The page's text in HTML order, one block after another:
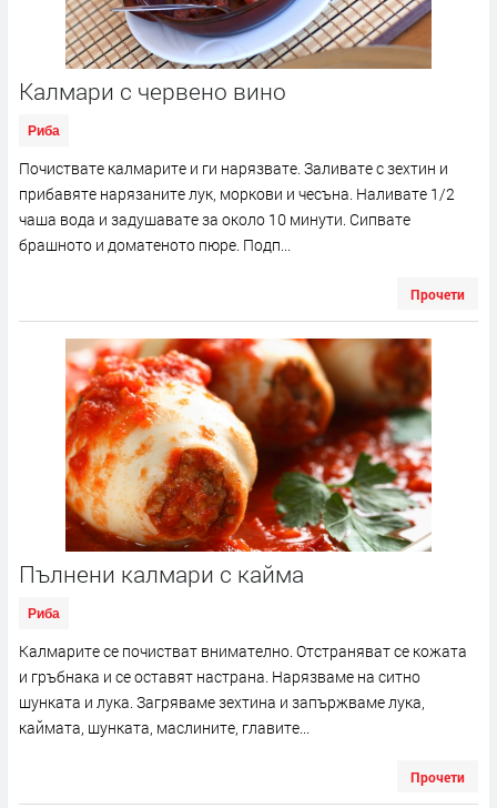
Калмари с червено вино
Риба
Почиствате калмарите и ги нарязвате. Заливате с зехтин и
прибавяте нарязаните лук, моркови и чесъна. Наливате 1/2
чаша вода и задушавате за около 10 минути. Сипвате
брашното и доматеното пюре. Подп...
Прочети
Пълнени калмари с кайма
Риба
Калмарите се почистват внимателно. Отстраняват се кожата
и гръбнака и се оставят настрана. Нарязваме на ситно
шунката и лука. Загряваме зехтина и запържваме лука,
каймата, шунката, маслините, главите...
Прочети